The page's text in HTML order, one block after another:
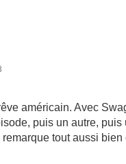
américain. Avec
puis un autre, puis
tout aussi bien